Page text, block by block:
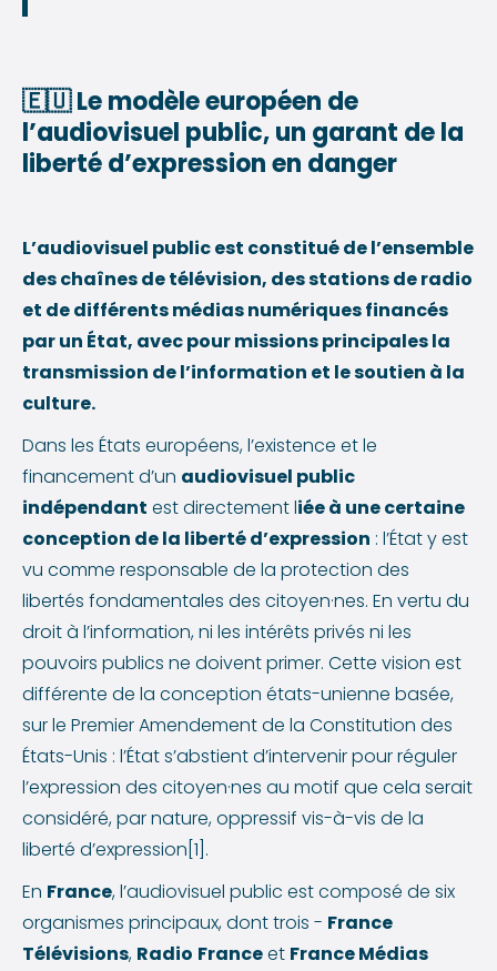
🇪🇺Le modèle européen de
l’audiovisuel public, un garant de la
liberté d’expression en danger
L’audiovisuel public est constitué de l’ensemble
des chaînes de télévision, des stations de radio
et de différents médias numériques financés
par un État, avec pour missions principales la
transmission de l’information et le soutien à la
culture.
Dans les États européens, l’existence et le
financement d’un audiovisuel public
indépendant est directement liée à une certaine
conception de la liberté d’expression : l’État y est
vu comme responsable de la protection des
libertés fondamentales des citoyen·nes. En vertu du
droit à l’information, ni les intérêts privés ni les
pouvoirs publics ne doivent primer. Cette vision est
différente de la conception états-unienne basée,
sur le Premier Amendement de la Constitution des
États-Unis : l’État s’abstient d’intervenir pour réguler
l’expression des citoyen·nes au motif que cela serait
considéré, par nature, oppressif vis-à-vis de la
liberté d’expression[1].
En France, l’audiovisuel public est composé de six
organismes principaux, dont trois - France
Télévisions, Radio Franceet France Médias